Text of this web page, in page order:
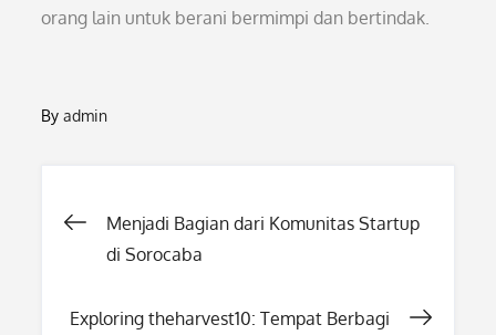
orang lain untuk berani bermimpi dan bertindak.
Byadmin
Post
Menjadi Bagian dari Komunitas Startup
di Sorocaba
Exploring theharvest10: Tempat Berbagi